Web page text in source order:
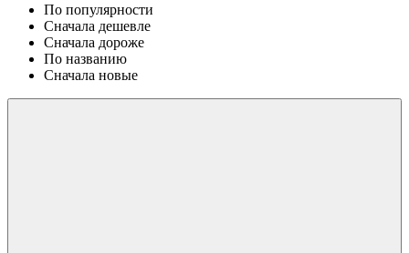
По популярности
Сначала дешевле
Сначала дороже
По названию
Сначала новые